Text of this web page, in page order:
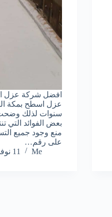
افضل شركة عزل
عزل اسطح بمكة
سنوات لذلك
بعض الفوائد التي
منع وجود جميع
على رقم…
Me
11 نوفمبر، 2023